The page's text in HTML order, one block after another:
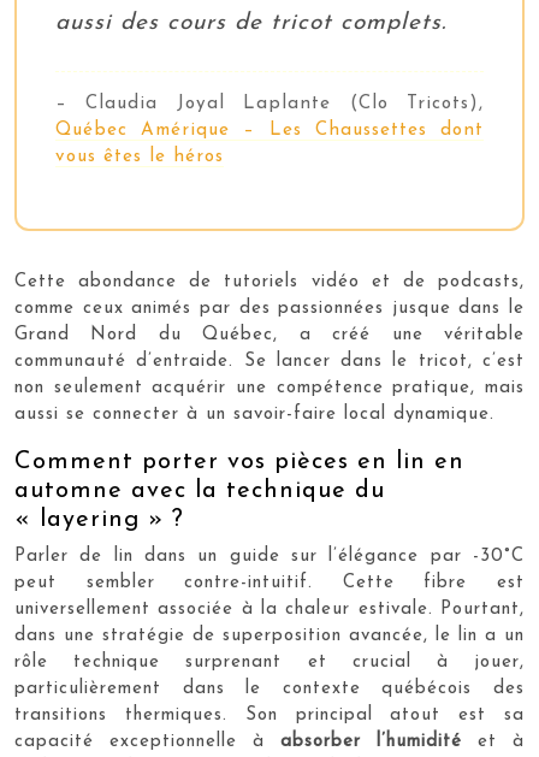
aussi des cours de tricot complets.
– Claudia Joyal Laplante (Clo Tricots),
Québec Amérique – Les Chaussettes dont
vous êtes le héros
Cette abondance de tutoriels vidéo et de podcasts,
comme ceux animés par des passionnées jusque dans le
Grand Nord du Québec, a créé une véritable
communauté d’entraide. Se lancer dans le tricot, c’est
non seulement acquérir une compétence pratique, mais
aussi se connecter à un savoir-faire local dynamique.
Comment porter vos pièces en lin en
automne avec la technique du
« layering » ?
Parler de lin dans un guide sur l’élégance par -30°C
peut sembler contre-intuitif. Cette fibre est
universellement associée à la chaleur estivale. Pourtant,
dans une stratégie de superposition avancée, le lin a un
rôle technique surprenant et crucial à jouer,
particulièrement dans le contexte québécois des
transitions thermiques. Son principal atout est sa
capacité exceptionnelle à absorber l’humidité et à